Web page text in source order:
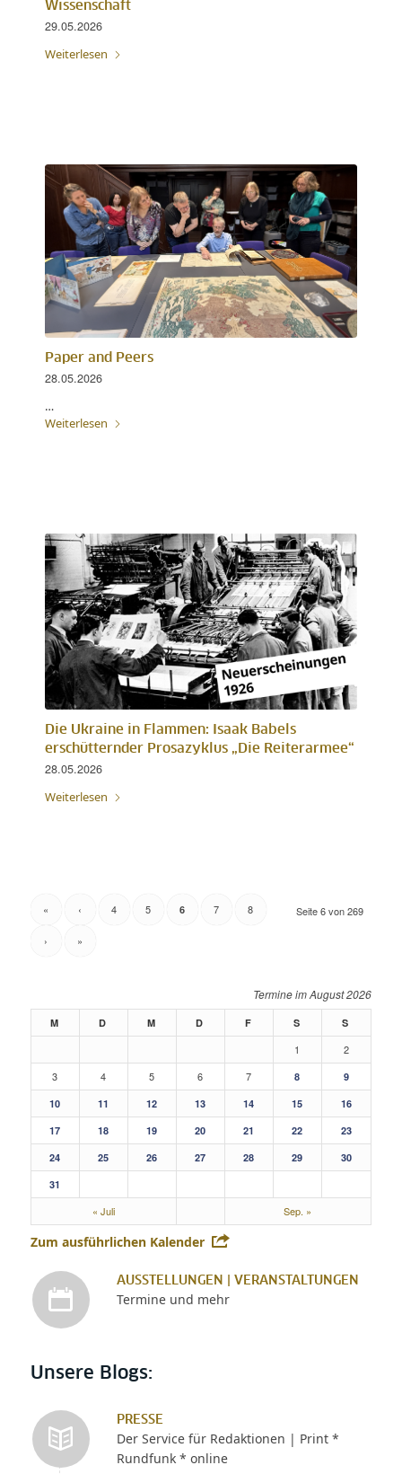
Wissenschaft
29.05.2026
Weiterlesen
Paper and Peers
28.05.2026
…
Weiterlesen
Die Ukraine in Flammen: Isaak Babels
erschütternder Prosazyklus „Die Reiterarmee“
28.05.2026
Weiterlesen
Seite 6 von 269
« ‹ 4 5 6 7 8
› »
August 2026
M D M D F S S
1
2
3
4 5 6 7 8
9
10
11 12 13 14 15
16
17
18 19 20 21 22
23
24
25 26 27 28 29
30
31
« Juli Sep. »
Zum ausführlichen Kalender
AUSSTELLUNGEN | VERANSTALTUNGEN
Termine und mehr
Unsere Blogs:
PRESSE
Der Service für Redaktionen | Print *
Rundfunk * online